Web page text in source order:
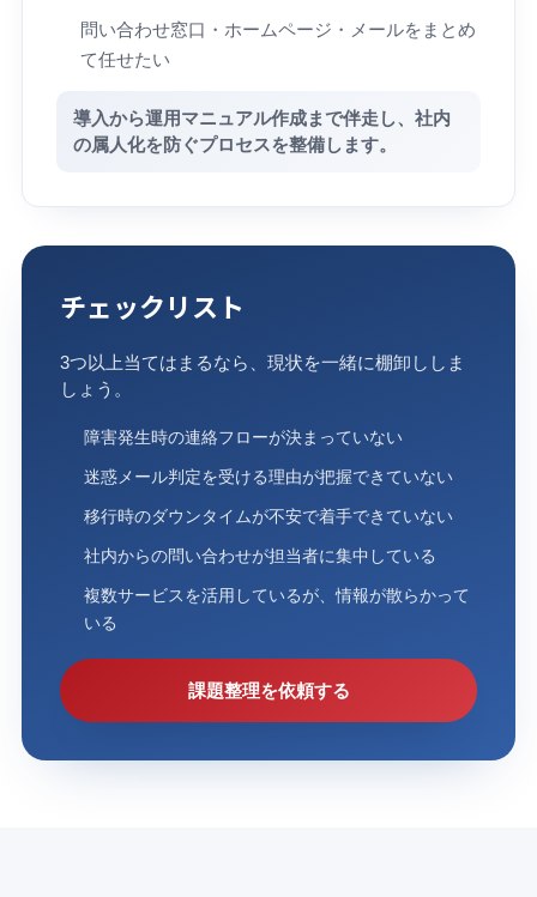
問い合わせ窓口・ホームページ・メールをまとめ
て任せたい
導入から運用マニュアル作成まで伴走し、社内
の属人化を防ぐプロセスを整備します。
チェックリスト
3つ以上当てはまるなら、現状を一緒に棚卸ししま
しょう。
障害発生時の連絡フローが決まっていない
迷惑メール判定を受ける理由が把握できていない
移行時のダウンタイムが不安で着手できていない
社内からの問い合わせが担当者に集中している
複数サービスを活用しているが、情報が散らかって
いる
課題整理を依頼する